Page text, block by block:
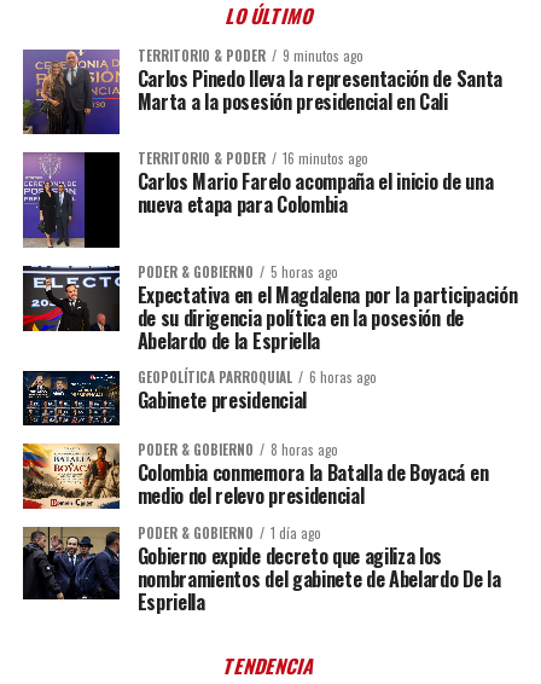
LO ÚLTIMO
TERRITORIO & PODER 9 minutos ago
Carlos Pinedo lleva la representación de Santa
Marta a la posesión presidencial en Cali
TERRITORIO & PODER 16 minutos ago
Carlos Mario Farelo acompaña el inicio de una
nueva etapa para Colombia
PODER & GOBIERNO 5 horas ago
Expectativa en el Magdalena por la participación
de su dirigencia política en la posesión de
Abelardo de la Espriella
GEOPOLÍTICA PARROQUIAL 6 horas ago
Gabinete presidencial
PODER & GOBIERNO 8 horas ago
Colombia conmemora la Batalla de Boyacá en
medio del relevo presidencial
PODER & GOBIERNO 1 día ago
Gobierno expide decreto que agiliza los
nombramientos del gabinete de Abelardo De la
Espriella
TENDENCIA